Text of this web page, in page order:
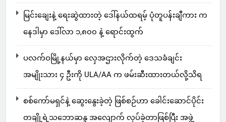
မြင်းချေးနဲ့ ရေးဆွဲထားတဲ့ ဒေါ်နယ်ထရမ့် ပုံတူပန်းချီကား က
နေဒါမှာ ဒေါ်လာ ၁,၈၀၀ နဲ့ ရောင်းထွက်
ပလက်ဝမြို့နယ်မှာ လှေအဌားလိုက်တဲ့ ဒေသခံချင်း
အမျိုးသား ၄ ဦးကို ULA/AA က ဖမ်းဆီးထားတယ်လို့သိရ
စစ်ကော်မရှင်နဲ့ ဆွေးနွေးခဲ့တဲ့ ဖြစ်စဉ်ဟာ ခေါင်းဆောင်ပိုင်း
တချို့ရဲ့သဘောဆန္ဒ အလျောက် လုပ်ခဲ့တာဖြစ်ပြီး အဖွဲ့